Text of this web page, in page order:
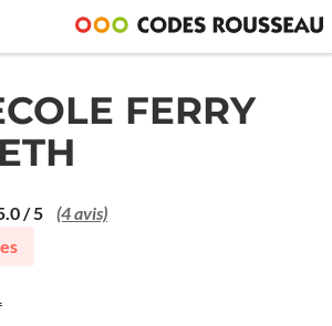
FERRY
/ 5 (4 avis)